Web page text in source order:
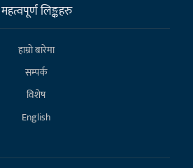
महत्वपूर्ण लिङ्कहरु
हाम्राे बारेमा
सम्पर्क
विशेष
English